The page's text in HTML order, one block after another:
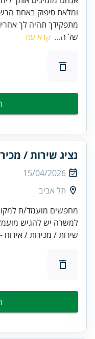
ומלאת סיפוק באחת
מתפקידך תהיה לך
של ה... קרא עוד
נציג שירות /
15/04/2026
תל אביב
מחפשים מועמד/ת
שירות / מכירות /